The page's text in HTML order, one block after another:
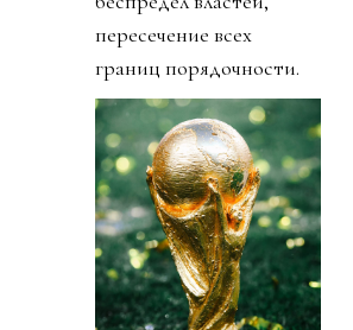
пересечение всех
границ порядочности.